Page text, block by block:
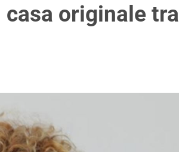
casa originale tra